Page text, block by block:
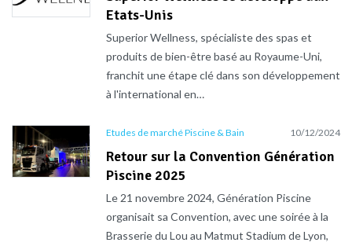
Etats-Unis
Superior Wellness, spécialiste des spas et
produits de bien-être basé au Royaume-Uni,
franchit une étape clé dans son développement
à l'international en…
Etudes de marché Piscine & Bain 10/12/2024
Retour sur la Convention Génération
Piscine 2025
Le 21 novembre 2024, Génération Piscine
organisait sa Convention, avec une soirée à la
Brasserie du Lou au Matmut Stadium de Lyon,